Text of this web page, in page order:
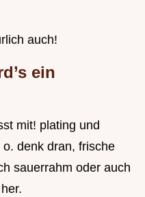
auch!
ein
mit! plating und
denk dran, frische
sauerrahm oder auch